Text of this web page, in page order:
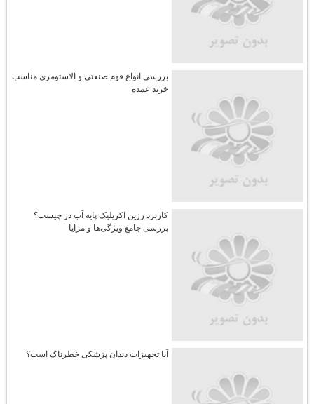
بررسی انواع فوم صنعتی و الاستومری مناسب
خرید عمده
کاربرد رزین اکریلیک پایه آب در چیست؟
بررسی جامع ویژگی‌ها و مزایا
آیا تجهیزات دندان پزشکی خطرناک است؟